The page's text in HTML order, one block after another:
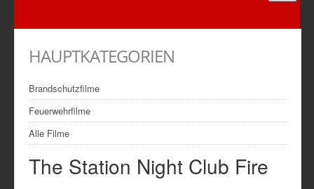
ARTIKEL
KONTAKT
REGISTRIEREN
HAUPTKATEGORIEN
Brandschutzfilme
Feuerwehrfilme
Alle Filme
The Station Night Club Fire